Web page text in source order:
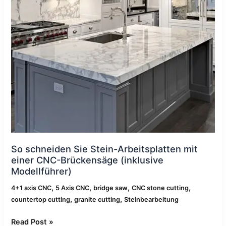
So schneiden Sie Stein-Arbeitsplatten mit
einer CNC-Brückensäge (inklusive
Modellführer)
4+1 axis CNC, 5 Axis CNC, bridge saw,CNC stone cutting,
countertop cutting,granite cutting,Steinbearbeitung
(inklusive
Modellführer)
Read Post »